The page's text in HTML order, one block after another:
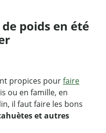
poids en été
propices pourfaire
ou en famille, en
il faut faire les bons
et autres